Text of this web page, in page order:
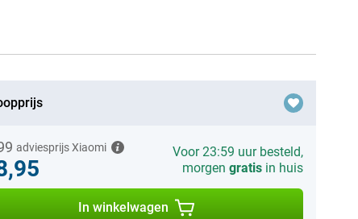
adviesprijs Xiaomi
Voor 23:59 uur besteld,
morgen gratisin huis
In winkelwagen